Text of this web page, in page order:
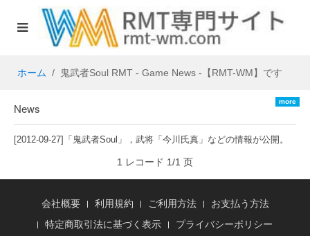
ホーム 鬼武者Soul RMT - Game News -【RMT-WM】です
more
News
[2012-09-27] 「鬼武者Soul」，武将「今川氏真」などの情報が公開。
先行テストのレポートも、鬼武者Soul RMT通貨の購入
1 レコード 1/1 页
会社概要 利用規約 ご利用方法
お支払う方法
特定商取引法に基づく表示
プライバシーポリシー